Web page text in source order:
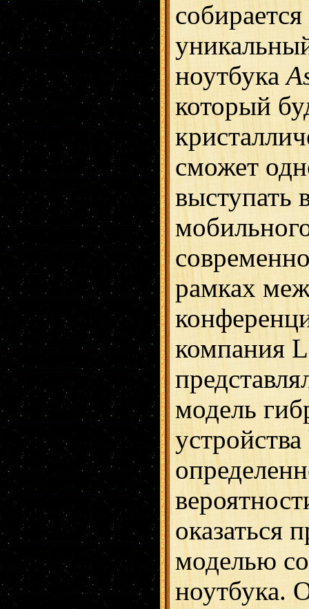
ноутбука
который
сможет
выступать
рамках
компания
модель
оказаться
моделью
ноутбука.